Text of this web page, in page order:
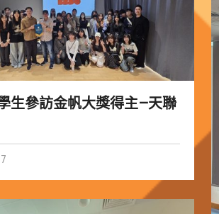
生參訪金帆大獎得主—天聯